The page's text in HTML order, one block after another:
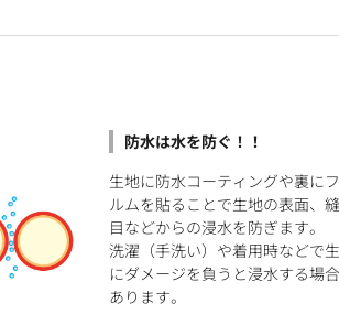
防水は水を防ぐ！！
生地に防水コーティングや裏に
ルムを貼ることで生地の表面、
目などからの浸水を防ぎます。
洗濯（手洗い）や着用時などで
にダメージを負うと浸水する場
あります。